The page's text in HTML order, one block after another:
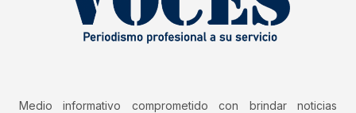
Medio informativo comprometido con brindar noticias